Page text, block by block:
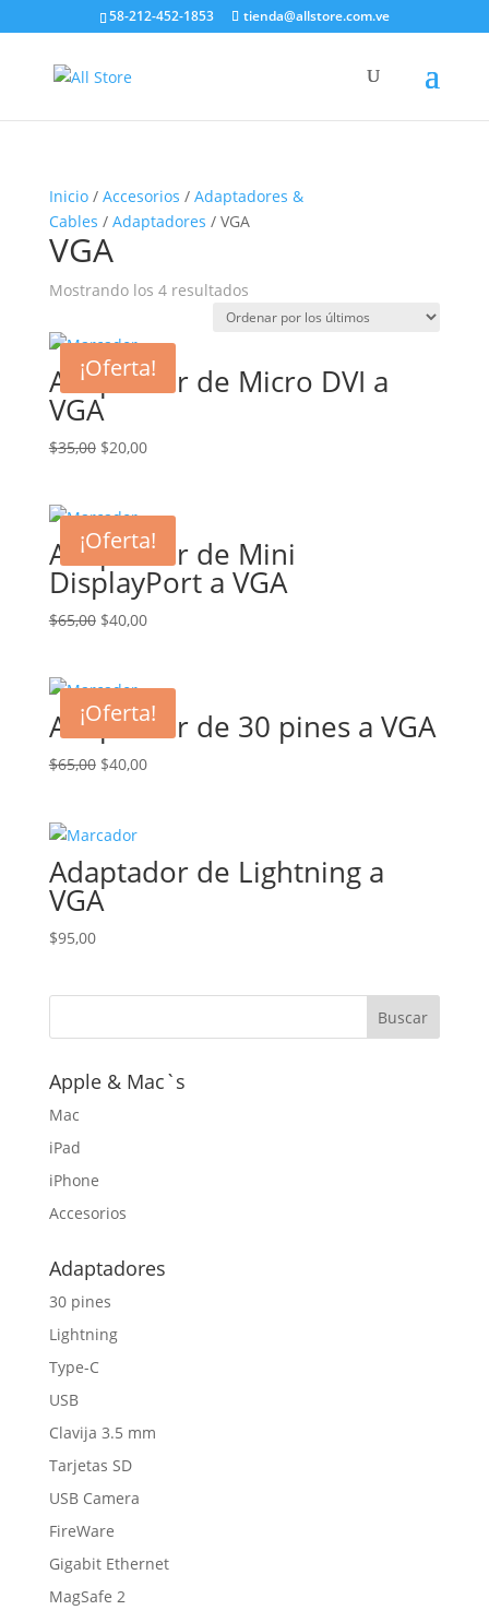
58-212-452-1853 tienda@allstore.com.ve
Inicio/ Accesorios / Adaptadores &
Cables / Adaptadores / VGA
VGA
Mostrando los 4 resultadosOrdenado
por
¡Oferta!
Adaptador de Micro DVI a
VGA
$35,00 El
era:
$35,00.
$20,00El
es:
$20,00.
¡Oferta!
Adaptador de Mini
DisplayPort a VGA
$65,00 El
era:
$65,00.
$40,00El
es:
$40,00.
¡Oferta!
Adaptador de 30 pines a VGA
$65,00 El
era:
$65,00.
$40,00El
$40,00.
Adaptador de Lightning a
VGA
$95,00
Apple & Mac`s
Mac
iPad
iPhone
Accesorios
Adaptadores
30 pines
Lightning
Type-C
USB
Clavija 3.5 mm
Tarjetas SD
USB Camera
FireWare
Gigabit Ethernet
MagSafe 2